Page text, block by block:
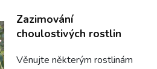
Zazimování
choulostivých rostlin
Věnujte některým rostlinám